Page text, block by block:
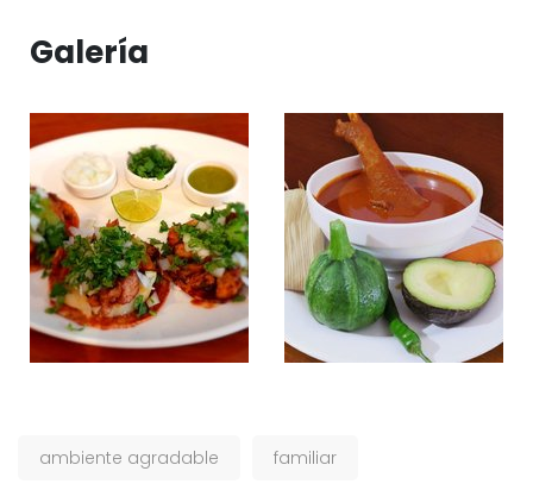
Galería
ambiente agradable familiar